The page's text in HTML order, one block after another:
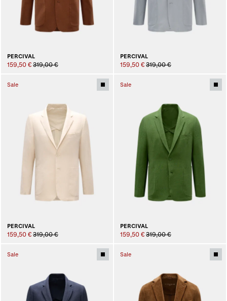
PERCIVAL
159,50 € 319,00 €
PERCIVAL
159,50 € 319,00 €
Sale
PERCIVAL
159,50 € 319,00 €
Sale
PERCIVAL
159,50 € 319,00 €
Sale Sale